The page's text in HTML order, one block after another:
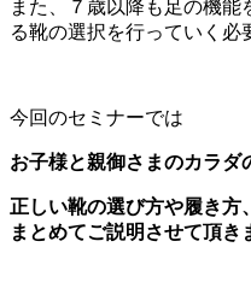
また、７歳以降も足の機
る靴の選択を行っていく必
今回のセミナーでは
お子様と親御さまのカラダ
正しい靴の選び方や履き方
まとめてご説明させて頂き